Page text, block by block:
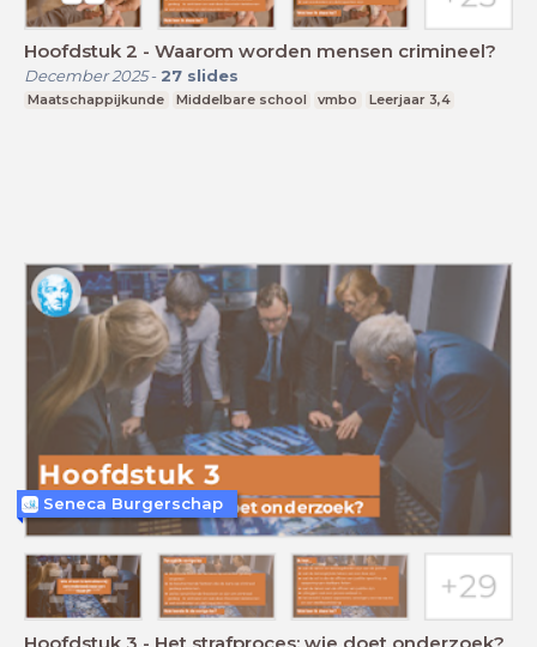
Hoofdstuk 2 - Waarom worden mensen crimineel?
December 2025- 27 slides
Maatschappijkunde Middelbare school vmbo Leerjaar 3,4
Hoofdstuk 3 - Het strafproces: wie doet onderzoek?
Seneca Burgerschap